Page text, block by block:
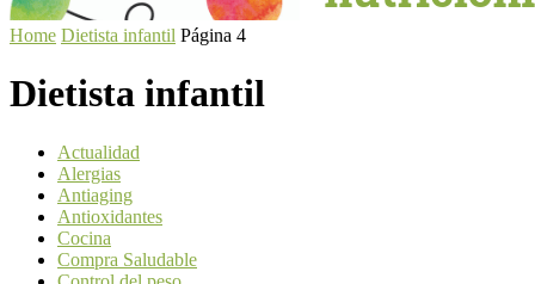
Home Dietista infantil Página 4
Dietista infantil
Actualidad
Alergias
Antiaging
Antioxidantes
Cocina
Compra Saludable